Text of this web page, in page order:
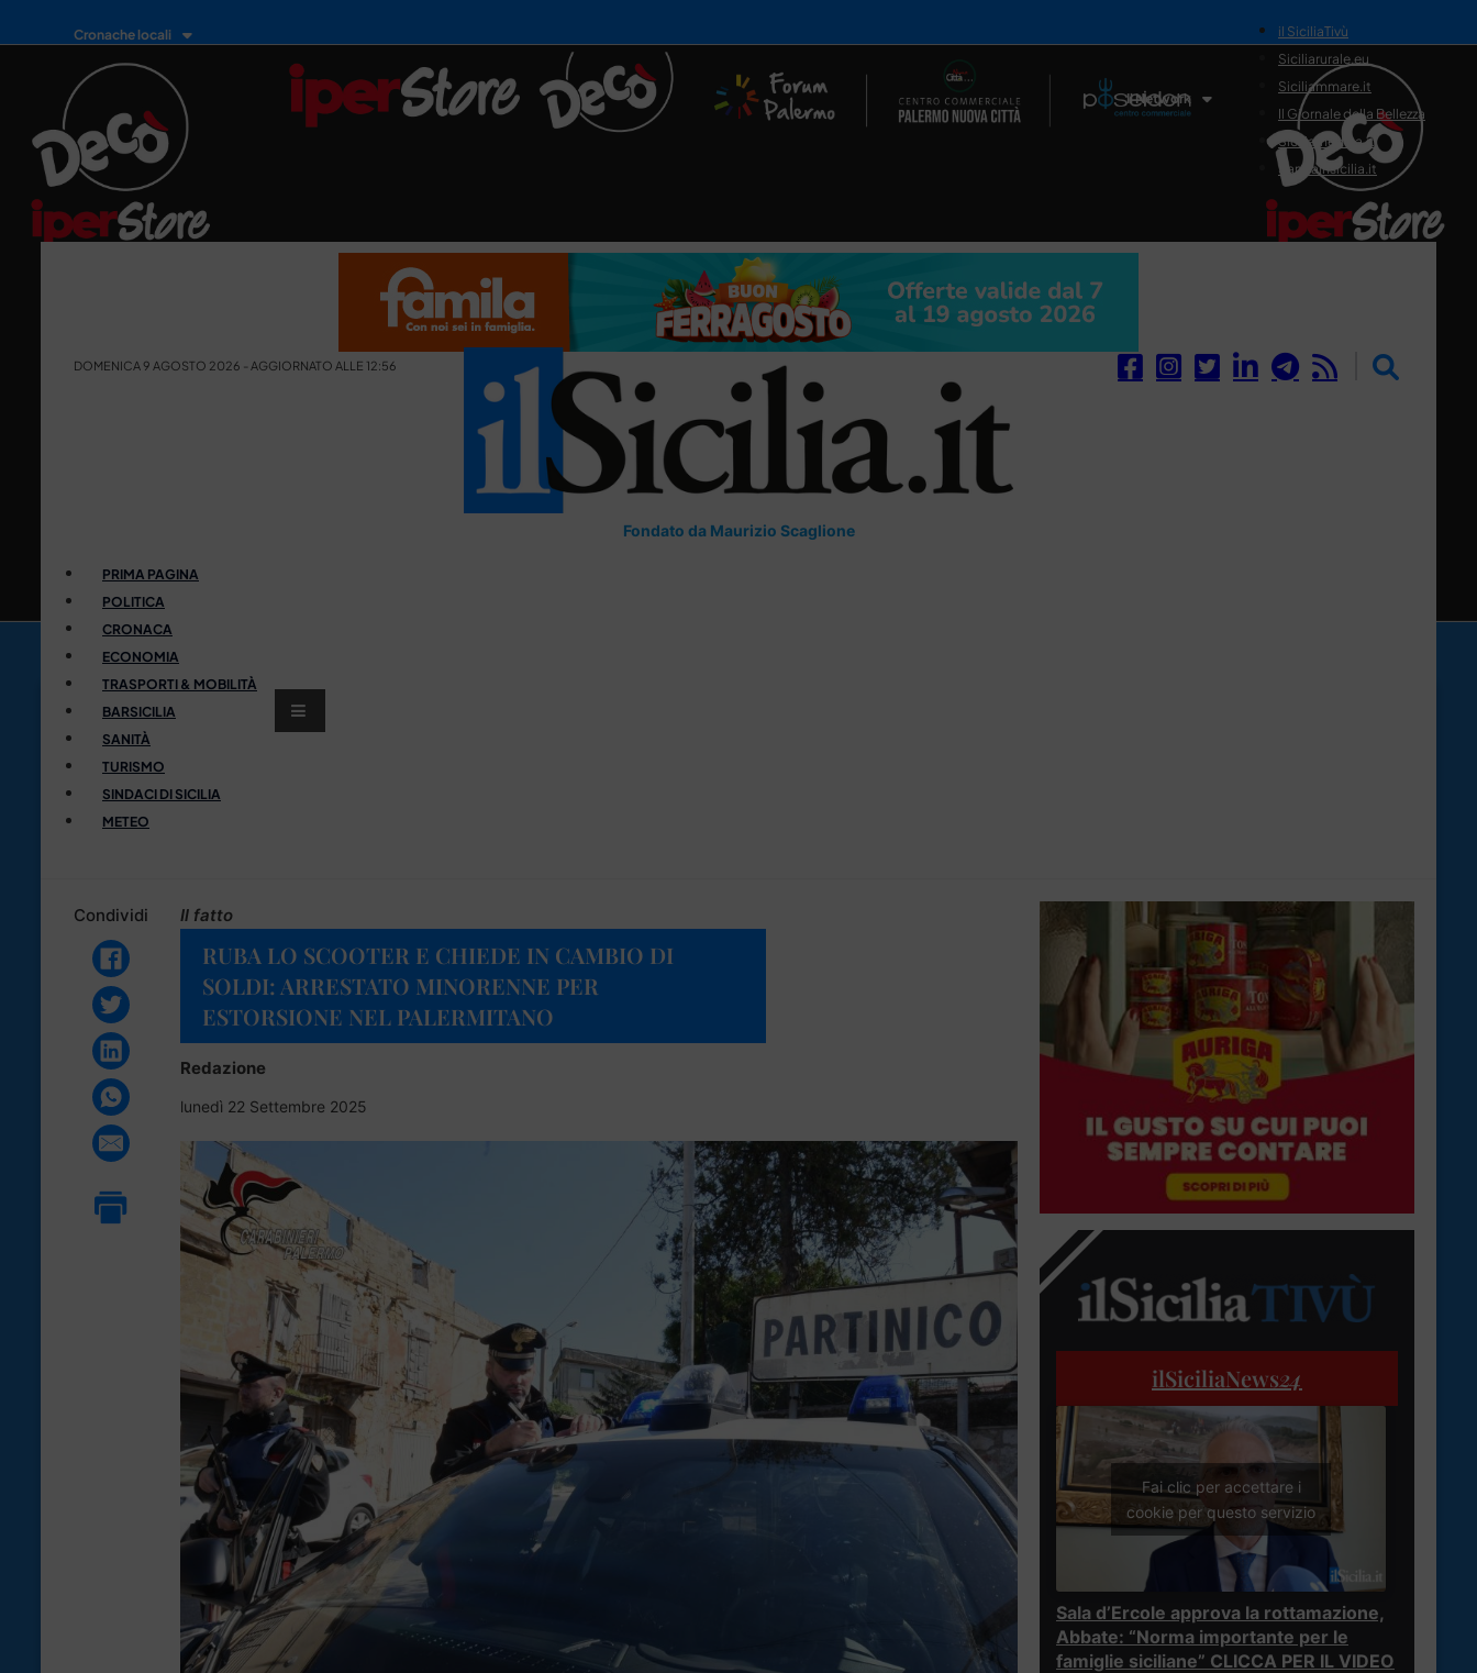
Cronache locali
Il Network
il SiciliaTivù
Siciliarurale.eu
Siciliammare.it
Il Giornale della Bellezza
Siciliamedica.it
Sanitainsicilia.it
DOMENICA 9 AGOSTO 2026 - AGGIORNATO ALLE 12:56
Fondato da Maurizio Scaglione
PRIMA PAGINA
POLITICA
CRONACA
ECONOMIA
TRASPORTI & MOBILITÀ
BARSICILIA
SANITÀ
TURISMO
SINDACI DI SICILIA
METEO
Condividi Il fatto
RUBA LO SCOOTER E CHIEDE IN CAMBIO DI
SOLDI: ARRESTATO MINORENNE PER
ESTORSIONE NEL PALERMITANO
Redazione
lunedì 22 Settembre 2025
ilSiciliaNews24
Fai clic per accettare i
cookie per questo servizio
Sala d’Ercole approva la rottamazione,
Abbate: “Norma importante per le
famiglie siciliane” CLICCA PER IL VIDEO